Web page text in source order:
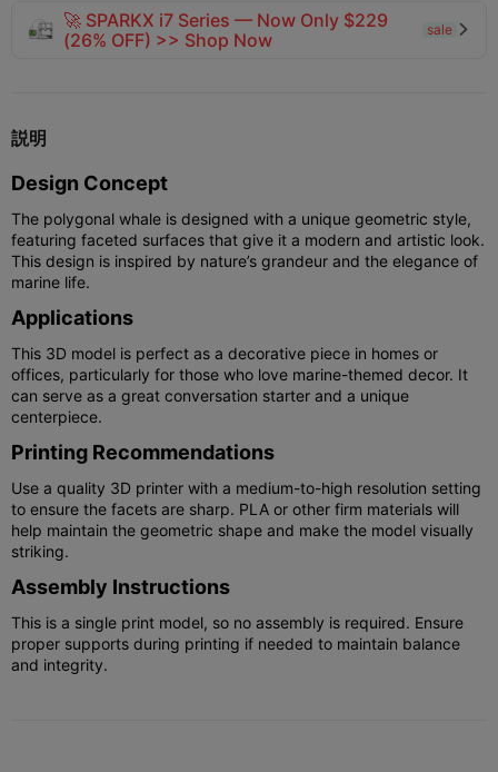
🚀 SPARKX i7 Series — Now Only $229
(26% OFF) >> Shop Now
sale 
説明
Design Concept
The polygonal whale is designed with a unique geometric style,
featuring faceted surfaces that give it a modern and artistic look.
This design is inspired by nature’s grandeur and the elegance of
marine life.
Applications
This 3D model is perfect as a decorative piece in homes or
offices, particularly for those who love marine-themed decor. It
can serve as a great conversation starter and a unique
centerpiece.
Printing Recommendations
Use a quality 3D printer with a medium-to-high resolution setting
to ensure the facets are sharp. PLA or other firm materials will
help maintain the geometric shape and make the model visually
striking.
Assembly Instructions
This is a single print model, so no assembly is required. Ensure
proper supports during printing if needed to maintain balance
and integrity.